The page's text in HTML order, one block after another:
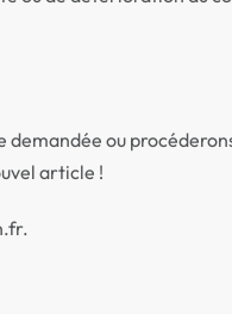
demandée ou
article !